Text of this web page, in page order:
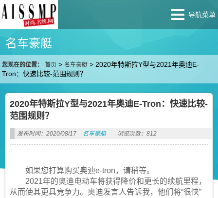
导航菜单
名车豪艇
您现在的位置： 首页 >名车豪艇 > 2020年特斯拉Y型与2021年奥迪E-
Tron：快速比较-范围规则？
2020年特斯拉Y型与2021年奥迪E-Tron：快速比较-
范围规则？
发布时间：2020/08/17 名车豪艇 浏览次数：812
如果您打算购买奥迪e-tron，请稍等。
2021年的奥迪电动车将获得降价和更长的续航里程，
从而使其更具竞争力。奥迪发言人告诉我，他们将“很快”